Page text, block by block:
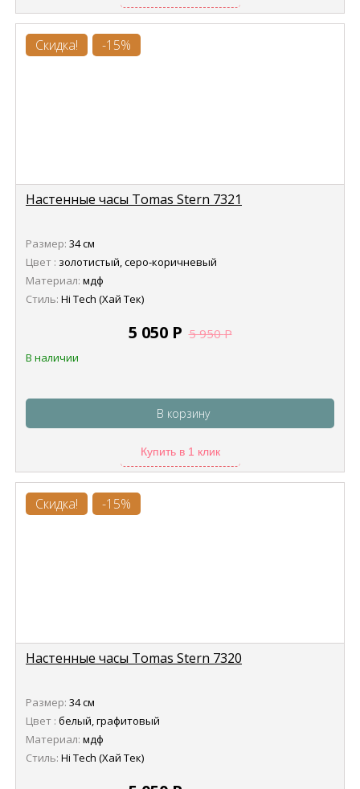
Скидка! -15%
Настенные часы Tomas Stern 7321
Размер: 34 см
Цвет : золотистый, серо-коричневый
Материал: мдф
Стиль: Hi Tech (Хай Тек)
5 050 Р 5 950Р
В наличии
В корзину
Купить в 1 клик
Скидка! -15%
Настенные часы Tomas Stern 7320
Размер: 34 см
Цвет : белый, графитовый
Материал: мдф
Стиль: Hi Tech (Хай Тек)